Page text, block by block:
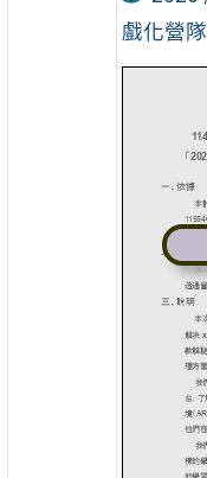
戲化營